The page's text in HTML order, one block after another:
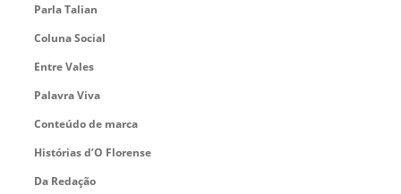
Parla Talian
Coluna Social
Entre Vales
Palavra Viva
Conteúdo de marca
Histórias d’O Florense
Da Redação